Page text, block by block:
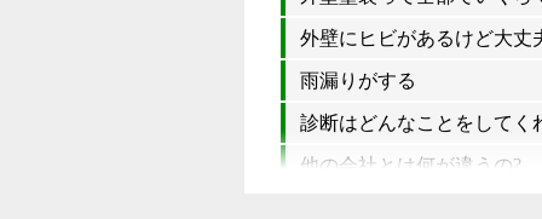
外壁にヒビがあるけど大丈
雨漏りがする
診断はどんなことをしてく
他の会社とは何が違うの?